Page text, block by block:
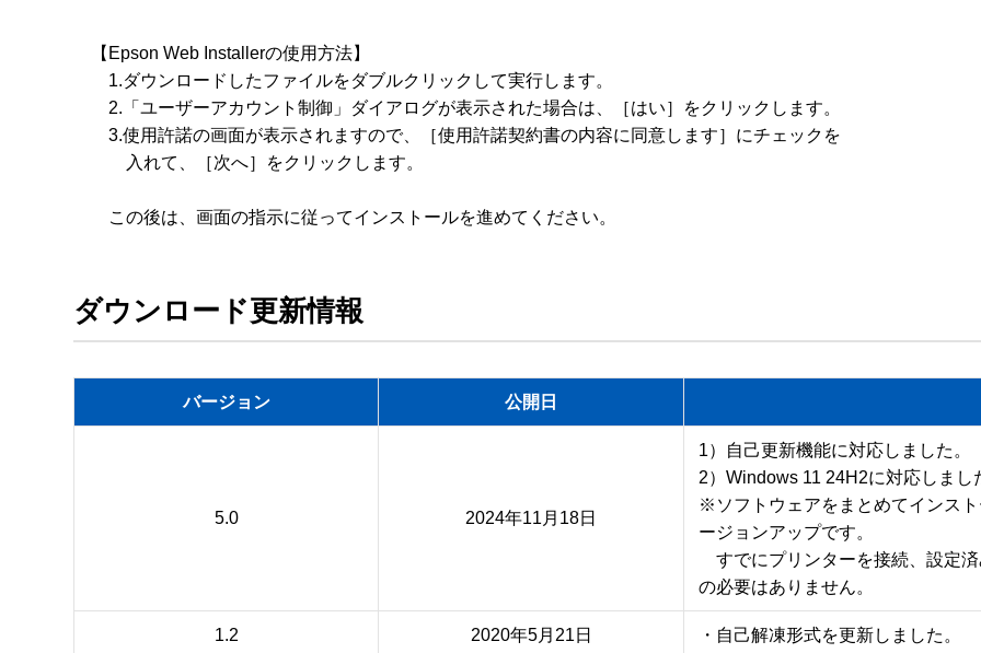
【Epson Web Installerの使用方法】
1.ダウンロードしたファイルをダブルクリックして実行します。
2.「ユーザーアカウント制御」ダイアログが表示された場合は、［はい］をクリックします。
3.使用許諾の画面が表示されますので、［使用許諾契約書の内容に同意します］にチェックを
入れて、［次へ］をクリックします。
ダウンロード更新情報
バージョン 公開日
5.0 2024年11月18日
1）自己更新機能に対応しました。
2）Windows 11 24H2に対応しまし
※ソフトウェアをまとめてインス
ージョンアップです。
すでにプリンターを接続、設定
の必要はありません。
1.2 2020年5月21日 ・自己解凍形式を更新しました。